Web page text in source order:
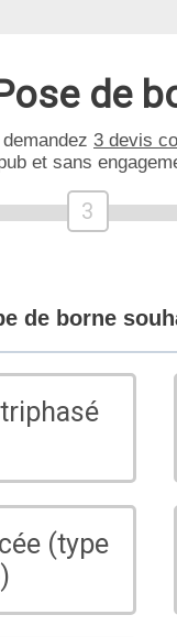
de
3 devis
et sans
3
de borne
(type